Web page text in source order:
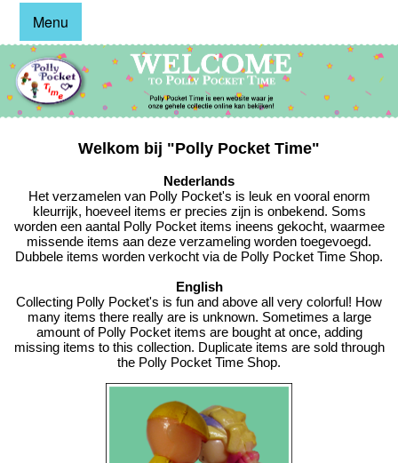
Menu
Welkom bij "Polly Pocket Time"
Nederlands
Het verzamelen van Polly Pocket's is leuk en vooral enorm
kleurrijk, hoeveel items er precies zijn is onbekend. Soms
worden een aantal Polly Pocket items ineens gekocht, waarmee
missende items aan deze verzameling worden toegevoegd.
Dubbele items worden verkocht via de Polly Pocket Time Shop.
English
Collecting Polly Pocket's is fun and above all very colorful! How
many items there really are is unknown. Sometimes a large
amount of Polly Pocket items are bought at once, adding
missing items to this collection. Duplicate items are sold through
the Polly Pocket Time Shop.